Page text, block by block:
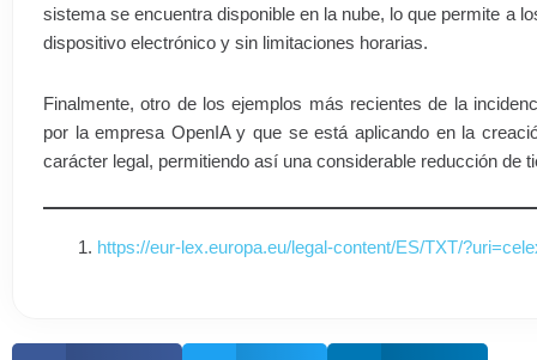
sistema se encuentra disponible en la nube, lo que permite a
dispositivo electrónico y sin limitaciones horarias.
Finalmente, otro de los ejemplos más recientes de la
por la empresa OpenIA y que se está aplicando en la
carácter legal, permitiendo así una considerable reducción de
https://eur-lex.europa.eu/legal-content/ES/TXT/